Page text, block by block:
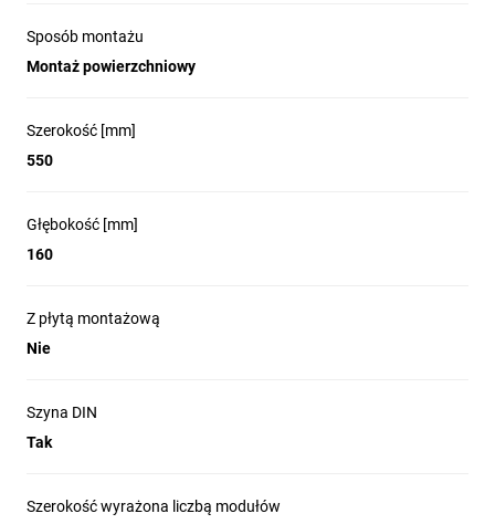
montażowej
przystosowane do łączenia w pionie (CombiLine); zestaw
odporności IK07
Integracja w systemach rozdzielczych CombiLine —
Sposób montażu
Montaż powierzchniowy
Szerokość [mm]
550
Głębokość [mm]
160
Z płytą montażową
Nie
Szyna DIN
Tak
Szerokość wyrażona liczbą modułów